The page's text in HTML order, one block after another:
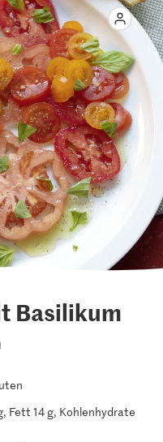
Basilikum
Fett 14 g, Kohlenhydrate